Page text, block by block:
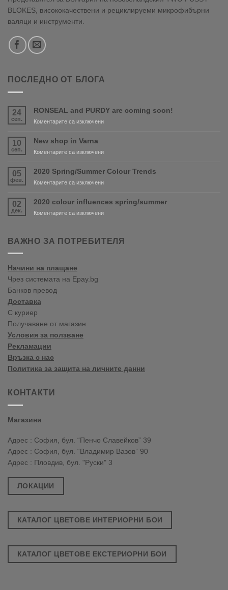
BLOKES, висококачествени и рециклируеми микрофибърни
валяци и инструменти.
ПОСЛЕДНО ОТ БЛОГА
24
сеп.
RONSEAL and PURDY are coming soon!
Коментарите са изключениза
are
soon!
10
сеп.
New shop in Varna
Коментарите са изключениза
shop
Varna
05
фев.
2020 Spring/Summer Colour Trends
Коментарите са изключениза
Spring/Summer
Trends
02
дек.
2020 colour influences spring/summer
Коментарите са изключениза
influences
ВАЖНО ЗА ПОТРЕБИТЕЛЯ
Начини на плащане
Чрез системата на Epay.bg
Банков превод
Доставка
С куриер
Получаване от магазин
Условия за ползване
Рекламации
Връзка с нас
Политика за защита на личните данни
КОНТАКТИ
Магазини
Адрес : София, бул. “Пенчо Славейков” 39
Адрес : София, бул. “Владимир Вазов” 90
Адрес : Пловдив, бул. "Руски" 3
ЛОКАЦИИ
КАТАЛОГ ЦВЕТОВЕ ИНТЕРИОРНИ БОИ
КАТАЛОГ ЦВЕТОВЕ ЕКСТЕРИОРНИ БОИ